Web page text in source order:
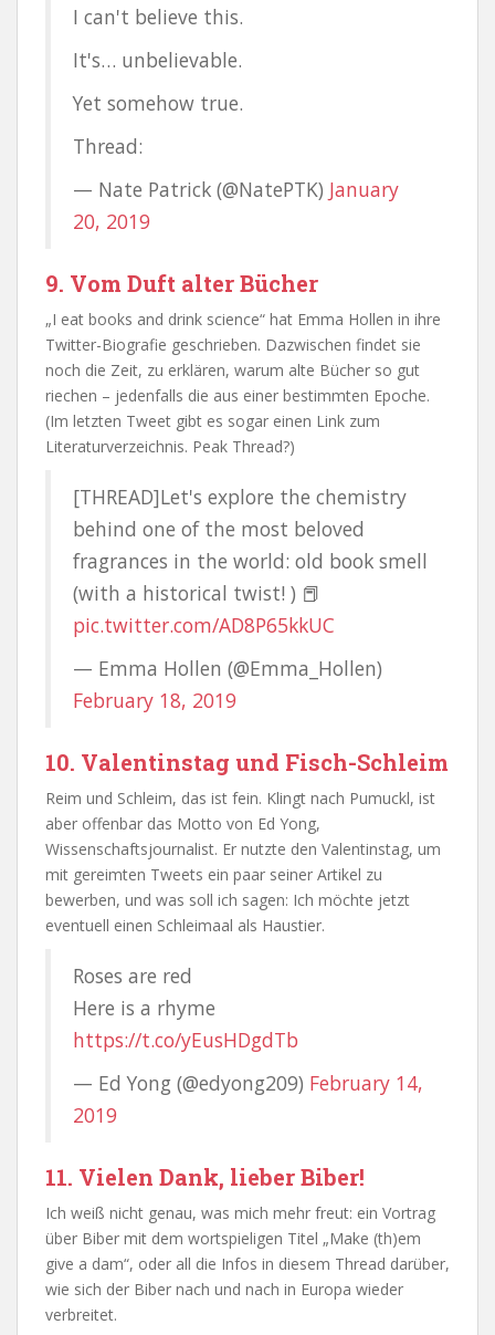
I can't believe this.
It's… unbelievable.
Yet somehow true.
Thread:
— Nate Patrick (@NatePTK) January
20, 2019
9. Vom Duft alter Bücher
„I eat books and drink science“ hat Emma Hollen in ihre
Twitter-Biografie geschrieben. Dazwischen findet sie
noch die Zeit, zu erklären, warum alte Bücher so gut
riechen – jedenfalls die aus einer bestimmten Epoche.
(Im letzten Tweet gibt es sogar einen Link zum
Literaturverzeichnis. Peak Thread?)
[THREAD]Let's explore the chemistry
behind one of the most beloved
fragrances in the world: old book smell
(with a historical twist! ) 📕
pic.twitter.com/AD8P65kkUC
— Emma Hollen (@Emma_Hollen)
February 18, 2019
10. Valentinstag und Fisch-Schleim
Reim und Schleim, das ist fein. Klingt nach Pumuckl, ist
aber offenbar das Motto von Ed Yong,
Wissenschaftsjournalist. Er nutzte den Valentinstag, um
mit gereimten Tweets ein paar seiner Artikel zu
bewerben, und was soll ich sagen: Ich möchte jetzt
eventuell einen Schleimaal als Haustier.
Roses are red
Here is a rhyme
https://t.co/yEusHDgdTb
— Ed Yong (@edyong209) February 14,
2019
11. Vielen Dank, lieber Biber!
Ich weiß nicht genau, was mich mehr freut: ein Vortrag
über Biber mit dem wortspieligen Titel „Make (th)em
give a dam“, oder all die Infos in diesem Thread darüber,
wie sich der Biber nach und nach in Europa wieder
verbreitet.